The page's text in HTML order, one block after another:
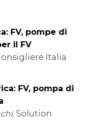
FV, pompe di
il FV
Italia
FV, pompa di
Solution